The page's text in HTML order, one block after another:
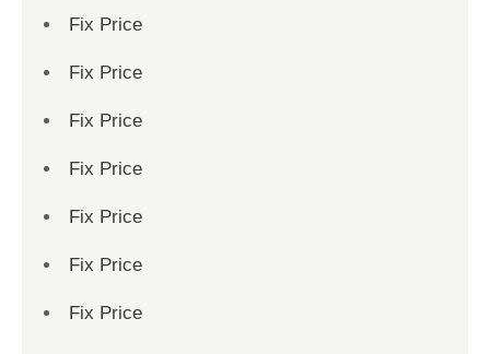
Fix Price
Fix Price
Fix Price
Fix Price
Fix Price
Fix Price
Fix Price